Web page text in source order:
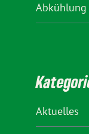
Abkühlung
Aktuelles